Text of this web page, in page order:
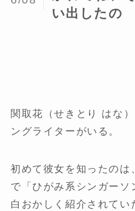
い出したの
関取花（せきとり はな
ングライターがいる。
初めて彼女を知ったのは
で「ひがみ系シンガーソ
白おかしく紹介されてい